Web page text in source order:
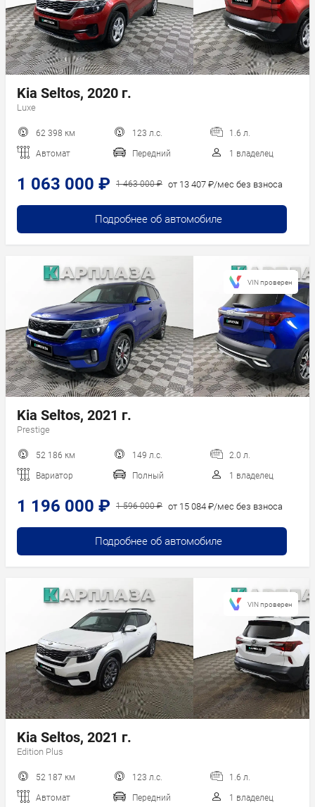
Kia Seltos, 2020 г.
Luxe
62 398 км 123 л.с. 1.6 л.
Автомат Передний 1 владелец
1 063 000 ₽ 1 463 000 ₽ от 13 407 ₽/мес без взноса
Подробнее об автомобиле
Kia Seltos, 2021 г.
Prestige
52 186 км 149 л.с. 2.0 л.
Вариатор Полный 1 владелец
1 196 000 ₽ 1 596 000 ₽ от 15 084 ₽/мес без взноса
Подробнее об автомобиле
VIN проверен
Kia Seltos, 2021 г.
Edition Plus
52 187 км 123 л.с. 1.6 л.
Автомат Передний 1 владелец
VIN проверен